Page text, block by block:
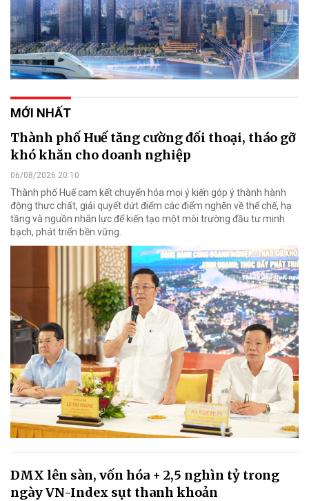
MỚI NHẤT
Thành phố Huế tăng cường đối thoại, tháo gỡ
khó khăn cho doanh nghiệp
06/08/2026 20:10
Thành phố Huế cam kết chuyển hóa mọi ý kiến góp ý thành hành
động thực chất, giải quyết dứt điểm các điểm nghẽn về thể chế, hạ
tầng và nguồn nhân lực để kiến tạo một môi trường đầu tư minh
bạch, phát triển bền vững.
DMX lên sàn, vốn hóa + 2,5 nghìn tỷ trong
ngày VN-Index sụt thanh khoản